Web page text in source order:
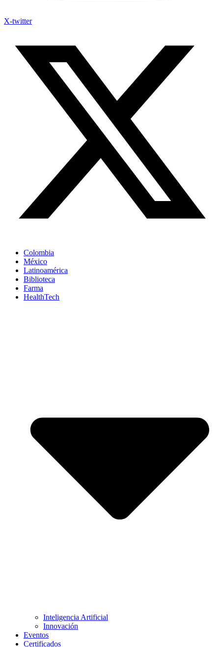
X-twitter
Colombia
México
Latinoamérica
Biblioteca
Farma
HealthTech
Inteligencia Artificial
Innovación
Eventos
Certificados